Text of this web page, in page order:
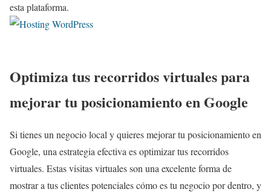
esta plataforma.
Optimiza tus recorridos virtuales para
mejorar tu posicionamiento en Google
Si tienes un negocio local y quieres mejorar tu posicionamiento en
Google, una estrategia efectiva es optimizar tus recorridos
virtuales. Estas visitas virtuales son una excelente forma de
mostrar a tus clientes potenciales cómo es tu negocio por dentro, y